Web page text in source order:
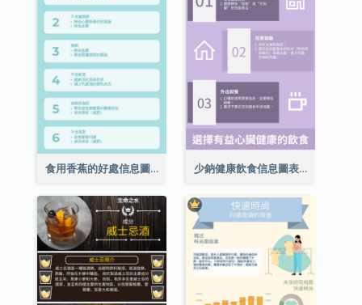
食用香蕉的好處信息圖表 少鈉健康飲食信息圖表